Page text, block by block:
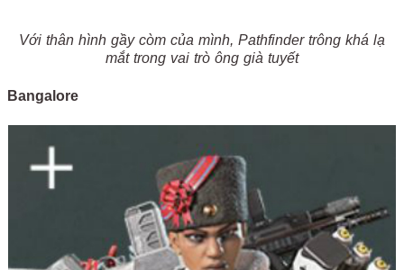
Với thân hình gầy còm của mình, Pathfinder trông khá lạ
mắt trong vai trò ông già tuyết
Bangalore